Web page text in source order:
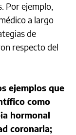
Por ejemplo,
a largo
de
respecto del
ejemplos que
como
hormonal
coronaria;